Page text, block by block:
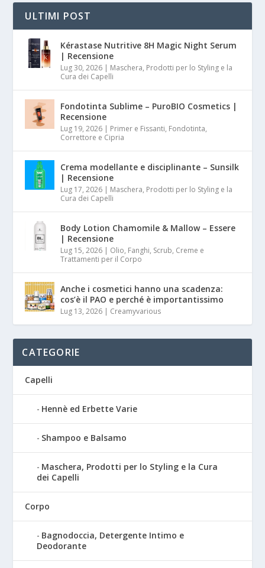
ULTIMI POST
Kérastase Nutritive 8H Magic Night Serum
| Recensione
Lug 30, 2026 | Maschera, Prodotti per lo Styling e la
Cura dei Capelli
Fondotinta Sublime – PuroBIO Cosmetics |
Recensione
Lug 19, 2026 | Primer e Fissanti, Fondotinta,
Correttore e Cipria
Crema modellante e disciplinante – Sunsilk
| Recensione
Lug 17, 2026 | Maschera, Prodotti per lo Styling e la
Cura dei Capelli
Body Lotion Chamomile & Mallow – Essere
| Recensione
Lug 15, 2026 | Olio, Fanghi, Scrub, Creme e
Trattamenti per il Corpo
Anche i cosmetici hanno una scadenza:
cos’è il PAO e perché è importantissimo
Lug 13, 2026 | Creamyvarious
CATEGORIE
Capelli
Hennè ed Erbette Varie
Shampoo e Balsamo
Maschera, Prodotti per lo Styling e la Cura
dei Capelli
Corpo
Bagnodoccia, Detergente Intimo e
Deodorante